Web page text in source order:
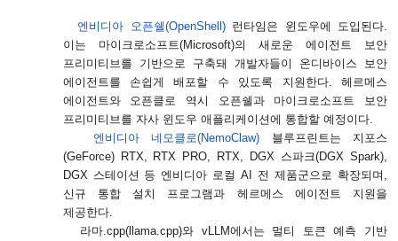
엔비디아 오픈쉘(OpenShell) 런타임은 윈도우에 도입된다
이는 마이크로소프트(Microsoft)의 새로운 에이전트 보안
프리미티브를 기반으로 구축돼 개발자들이 온디바이스 보안
에이전트를 손쉽게 배포할 수 있도록 지원한다. 헤르메스
에이전트와 오픈클로 역시 오픈쉘과 마이크로소프트 보안
프리미티브를 자사 윈도우 애플리케이션에 통합할 예정이다.
엔비디아 네모클로(NemoClaw)
블루프린트는 지포스
(GeForce) RTX, RTX PRO, RTX, DGX 스파크(DGX Spark),
DGX 스테이션 등 엔비디아 로컬 AI 전 제품군으로 확장되며
신규 통합 설치 프로그램과 헤르메스 에이전트 지원을
제공한다.
라마 .cpp(llama.cpp)와 vLLM에서는 멀티 토큰 예측 기반